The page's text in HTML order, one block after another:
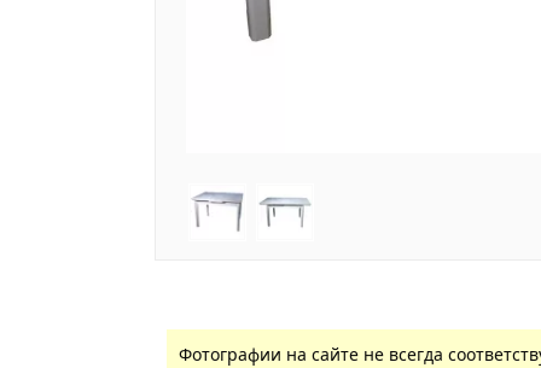
Фотографии на сайте не всегда